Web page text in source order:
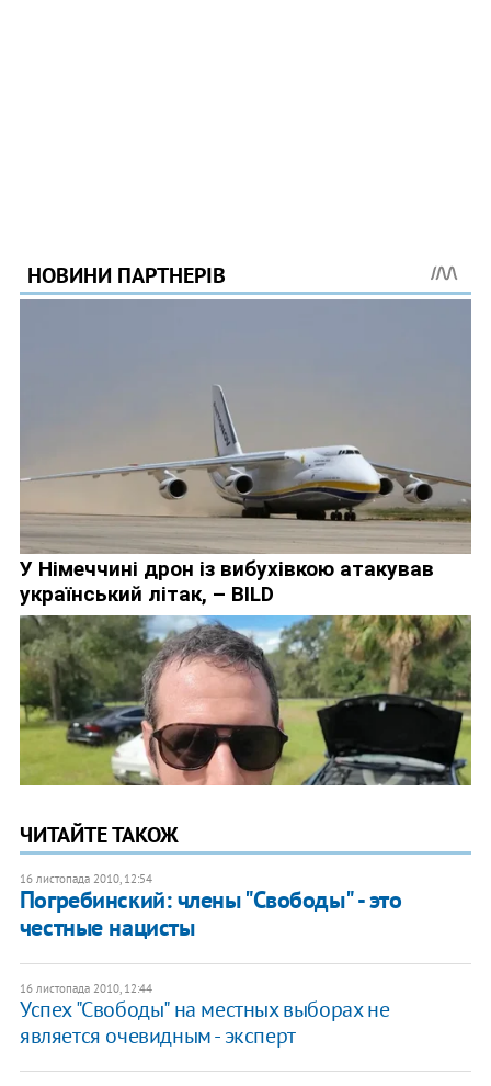
ЧИТАЙТЕ ТАКОЖ
16 листопада 2010, 12:54
​Погребинский: члены "Свободы" - это
честные нацисты
16 листопада 2010, 12:44
​Успех "Свободы" на местных выборах не
является очевидным - эксперт